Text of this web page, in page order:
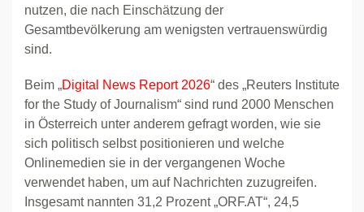
nutzen, die nach Einschätzung der
Gesamtbevölkerung am wenigsten vertrauenswürdig
sind.
Beim „Digital News Report 2026“ des „Reuters Institute
for the Study of Journalism“ sind rund 2000 Menschen
in Österreich unter anderem gefragt worden, wie sie
sich politisch selbst positionieren und welche
Onlinemedien sie in der vergangenen Woche
verwendet haben, um auf Nachrichten zuzugreifen.
Insgesamt nannten 31,2 Prozent „ORF.AT“, 24,5